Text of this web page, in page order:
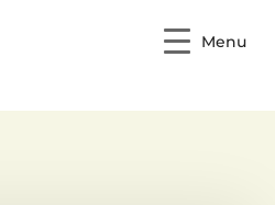
Menu